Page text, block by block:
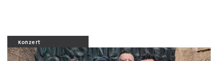
Konzert